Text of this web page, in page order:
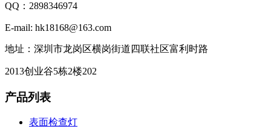
QQ：2898346974
E-mail: hk18168@163.com
地址：深圳市龙岗区横岗街道四联社区富利时路
2013创业谷5栋2楼202
产品列表
表面检查灯